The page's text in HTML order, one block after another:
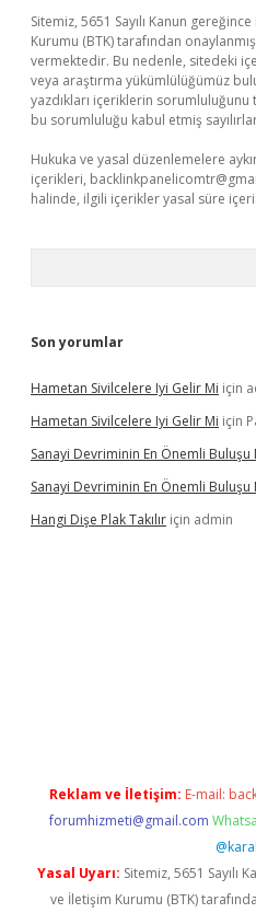
Sitemiz, 5651 Sayılı Kanun
Kurumu (BTK) tarafından
vermektedir. Bu nedenle, sitedeki
veya araştırma yükümlülüğümüz
yazdıkları içeriklerin
bu sorumluluğu kabul etmiş
Hukuka ve yasal düzenlemelere
içerikleri,
halinde, ilgili içerikler yasal süre
Son yorumlar
Hametan Sivilcelere Iyi Gelir Mi için
Hametan Sivilcelere Iyi Gelir Mi için
Sanayi Devriminin En Önemli
Sanayi Devriminin En Önemli
Hangi Dişe Plak Takılır için admin
Reklam ve İletişim: E-mail:
forumhizmeti@gmail.com
Yasal Uyarı: Sitemiz, 5651 Sayılı
ve İletişim Kurumu (BTK)